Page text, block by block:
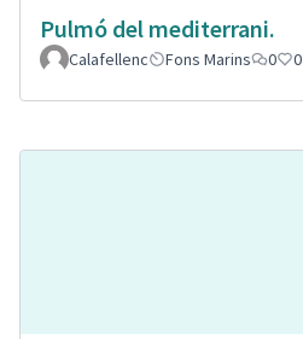
Pulmó del mediterrani.
Calafellenc
Fons Marins 0 0